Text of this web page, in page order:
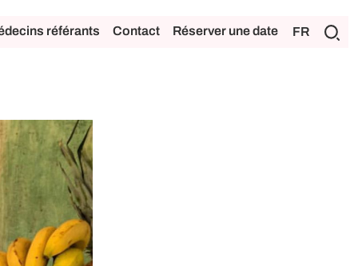
référants Contact Réserver une date FR